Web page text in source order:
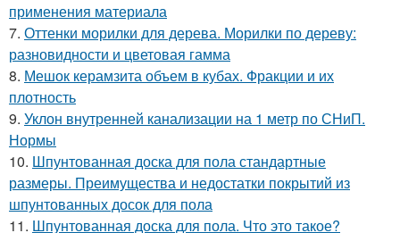
применения материала
7. Оттенки морилки для дерева. Морилки по дереву:
разновидности и цветовая гамма
8. Мешок керамзита объем в кубах. Фракции и их
плотность
9. Уклон внутренней канализации на 1 метр по СНиП.
Нормы
10. Шпунтованная доска для пола стандартные
размеры. Преимущества и недостатки покрытий из
шпунтованных досок для пола
11. Шпунтованная доска для пола. Что это такое?